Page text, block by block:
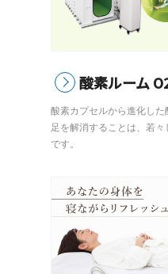
酸素ルーム
酸素カプセルから進化し
足を解消することは、若
です。